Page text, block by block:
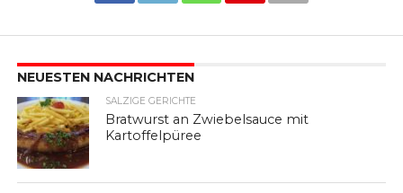
NEUESTEN NACHRICHTEN
SALZIGE GERICHTE
Bratwurst an Zwiebelsauce mit
Kartoffelpüree